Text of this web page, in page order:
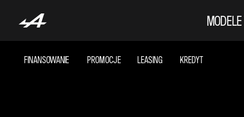
MODELE
FINANSOWANIE PROMOCJE LEASING KREDYT